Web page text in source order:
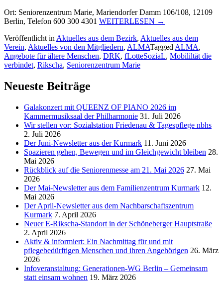
Ort: Seniorenzentrum Marie, Mariendorfer Damm 106/108, 12109
Berlin, Telefon 600 300 4301 WEITERLESEN „Rikscha-
im
Seniorenzentrum
Marie
bis
16
Uhr“
→
Veröffentlicht in Aktuelles aus dem Bezirk, Aktuelles aus dem
Verein, Aktuelles von den Mitgliedern, ALMATagged ALMA,
Angebote für ältere Menschen, DRK, fLotteSoziaL, Mobililtät die
verbindet, Rikscha, Seniorenzentrum Marie
Neueste Beiträge
Galakonzert mit QUEENZ OF PIANO 2026 im
Kammermusiksaal der Philharmonie 31. Juli 2026
Wir stellen vor: Sozialstation Friedenau & Tagespflege nbhs
2. Juli 2026
Der Juni-Newsletter aus der Kurmark 11. Juni 2026
Spazieren gehen, Bewegen und im Gleichgewicht bleiben 28.
Mai 2026
Rückblick auf die Seniorenmesse am 21. Mai 2026 27. Mai
2026
Der Mai-Newsletter aus dem Familienzentrum Kurmark 12.
Mai 2026
Der April-Newsletter aus dem Nachbarschaftszentrum
Kurmark 7. April 2026
Neuer E-Rikscha-Standort in der Schöneberger Hauptstraße
2. April 2026
Aktiv & informiert: Ein Nachmittag für und mit
pflegebedürftigen Menschen und ihren Angehörigen 26. März
2026
Infoveranstaltung: Generationen-WG Berlin – Gemeinsam
statt einsam wohnen 19. März 2026